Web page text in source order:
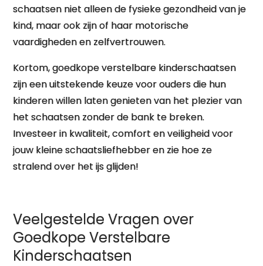
schaatsen niet alleen de fysieke gezondheid van je
kind, maar ook zijn of haar motorische
vaardigheden en zelfvertrouwen.
Kortom, goedkope verstelbare kinderschaatsen
zijn een uitstekende keuze voor ouders die hun
kinderen willen laten genieten van het plezier van
het schaatsen zonder de bank te breken.
Investeer in kwaliteit, comfort en veiligheid voor
jouw kleine schaatsliefhebber en zie hoe ze
stralend over het ijs glijden!
Veelgestelde Vragen over
Goedkope Verstelbare
Kinderschaatsen